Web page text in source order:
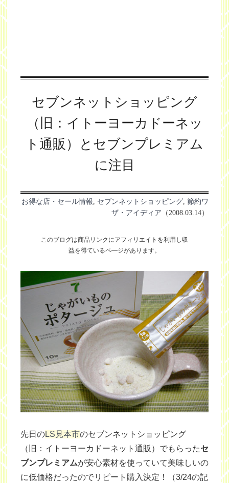
セブンネットショッピング
（旧：イトーヨーカドーネッ
ト通販）とセブンプレミアム
に注目
お得な店・セール情報, セブンネットショッピング, 節約ワ
ザ・アイディア （2008.03.14）
このブログは商品リンクにアフィリエイトを利用し収
益を得ているペ―ジがあります。
先日のLS見本市のセブンネットショッピング
（旧：イトーヨーカドーネット通販）でもらったセ
ブンプレミアムが安心素材を使っていて美味しいの
に低価格だったのでリピート購入決定！（3/24の記